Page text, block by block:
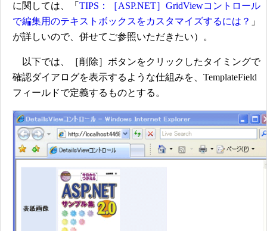
に関しては、「 TIPS：［ASP.NET］GridViewコントロール
で編集用のテキストボックスをカスタマイズするには？ 」
が詳しいので、併せてご参照いただきたい）。
以下では、［削除］ボタンをクリックしたタイミングで
確認ダイアログを表示するような仕組みを、TemplateField
フィールドで定義するものとする。